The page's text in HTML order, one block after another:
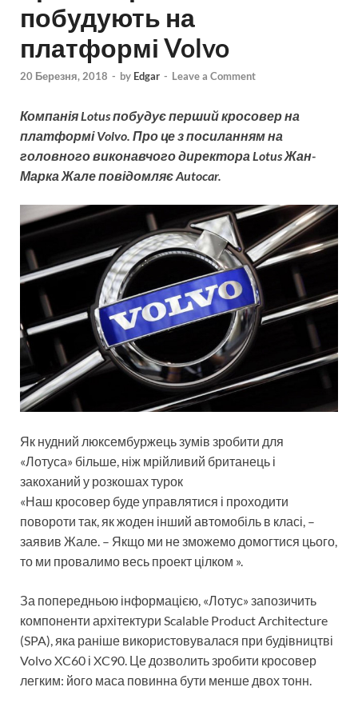
побудують на
платформі Volvo
20 Березня, 2018 - by Edgar - Leave a Comment
Компанія Lotus побудує перший кросовер на
платформі Volvo. Про це з посиланням на
головного виконавчого директора Lotus Жан-
Марка Жале повідомляє Autocar.
Як нудний люксембуржець зумів зробити для
«Лотуса» більше, ніж мрійливий британець і
закоханий у розкошах турок
«Наш кросовер буде управлятися і проходити
повороти так, як жоден інший автомобіль в класі, –
заявив Жале. – Якщо ми не зможемо домогтися цього,
то ми провалимо весь проект цілком ».
За попередньою інформацією, «Лотус» запозичить
компоненти архітектури Scalable Product Architecture
(SPA), яка раніше використовувалася при будівництві
Volvo XC60 і XC90. Це дозволить зробити кросовер
легким: його маса повинна бути менше двох тонн.